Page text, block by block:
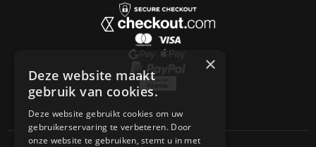
×
Deze website maakt
gebruik van cookies.
Deze website gebruikt cookies om uw
gebruikerservaring te verbeteren. Door
onze website te gebruiken, stemt u in met